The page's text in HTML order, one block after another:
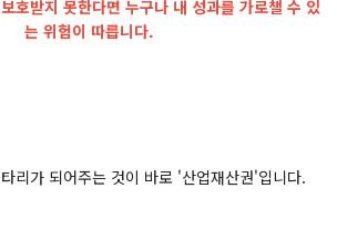
호받지 못한다면 누구나 내 성과를 가로챌 수 있
는 위험이 따릅니다.
리가 되어주는 것이 바로 '산업재산권'입니다.